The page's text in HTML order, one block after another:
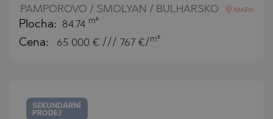
PAMPOROVO / SMOLYAN / BULHARSKO MAPA
Plocha: 84.74 m²
Cena: 65 000 € /// 767 €/ m²
SEKUNDÁRNÍ
PRODEJ